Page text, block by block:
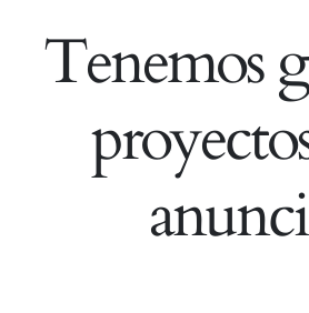
Tenemos